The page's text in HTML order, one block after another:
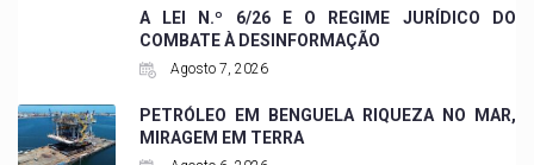
A LEI N.º 6/26 E O REGIME JURÍDICO DO
COMBATE À DESINFORMAÇÃO
Agosto 7, 2026
PETRÓLEO EM BENGUELA RIQUEZA NO MAR,
MIRAGEM EM TERRA